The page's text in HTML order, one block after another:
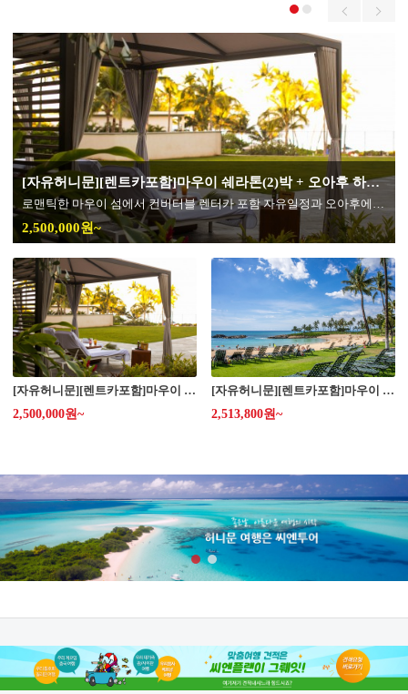
[자유허니문][렌트카포함]마우이 쉐라톤(2)박 + 오아후 하얏트 리젠시(3)박 6/7일 *** 출발일별 보기 ***
2,500,000원~
[자유허니문][렌트카포함]마우이 쉐라톤(2)박 + 오아후 하얏트 리젠시(3)박 6/7일 *** 출발일별 보기 ***
2,500,000원~
[자유허니문][렌트카포함]마우이 쉐라톤(2)박 + 오아후 하얏트 리젠시(3)박 6/7일 *** 일정별 보기 ***
2,513,800원~